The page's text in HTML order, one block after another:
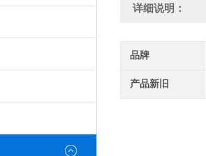
详细说明：
品牌
产品新旧